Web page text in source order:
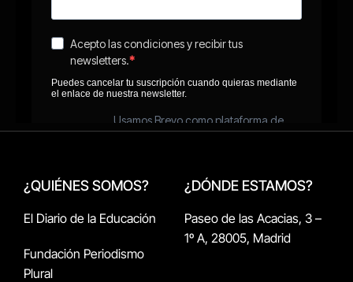
¿QUIÉNES SOMOS?
El Diario de la Educación
Fundación Periodismo
Plural
¿DÓNDE ESTAMOS?
Paseo de las Acacias, 3 –
1º A, 28005, Madrid